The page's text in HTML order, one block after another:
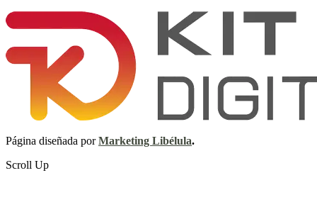
Página diseñada porMarketing Libélula.
Scroll Up